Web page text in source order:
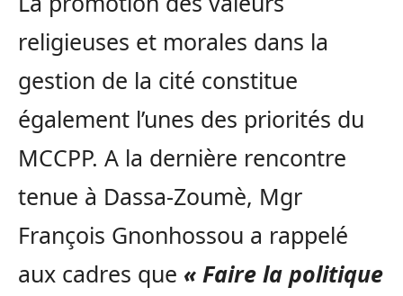
religieuses et morales dans la
gestion de la cité constitue
également l’unes des priorités du
MCCPP. A la dernière rencontre
tenue à Dassa-Zoumè, Mgr
François Gnonhossou a rappelé
aux cadres que « Faire la politique